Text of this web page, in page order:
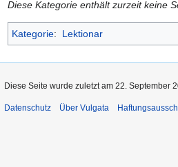
Diese Kategorie enthält zurzeit keine
Kategorie: Lektionar
Diese Seite wurde zuletzt am 22. September
Datenschutz Über Vulgata